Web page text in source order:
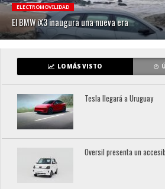
ELECTROMOVILIDAD
El BMW iX3 inaugura una nueva era
LO MÁS VISTO
Tesla llegará a Uruguay
Oversil presenta un